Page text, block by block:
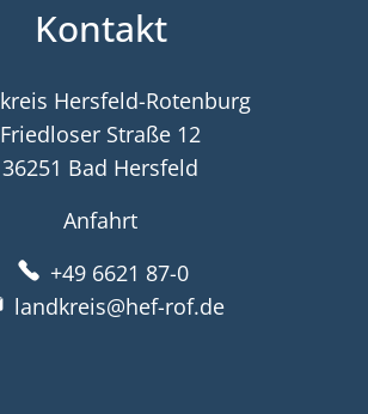
Kontakt
Hersfeld-Rotenburg
Friedloser Straße 12
36251 Bad Hersfeld
Anfahrt
+49 6621 87-0
landkreis@hef-rof.de